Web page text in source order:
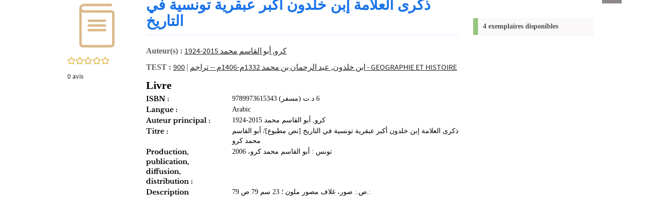
0/5
0avis
ذكرى العلامة إبن خلدون أكبر عبقرية تونسية في
التاريخ
Auteur(s) : كرو, أبو القاسم محمد 2015-1924
TEST : ابن خلدون, عبد الرحمان بن محمد 1332م-1406م -- تراجم | 900 - GEOGRAPHIE ET HISTOIRE
Livre
ISBN : 9789973615343 (مسفر) 6 د.ت
Langue : Arabic
Auteur principal : كرو, أبو القاسم محمد 2015-1924
Titre :
ذكرى العلامة إبن خلدون أكبر عبقرية تونسية في التاريخ [نص مطبوع]/ أبو القاسم
محمد كرو
Production,
publication,
diffusion,
distribution :
تونس : أبو القاسم محمد كرو، 2006
Description
79 ص.: صور، غلاف مصور ملون ؛ 23 سم 79 ص.:
4 exemplaires disponibles